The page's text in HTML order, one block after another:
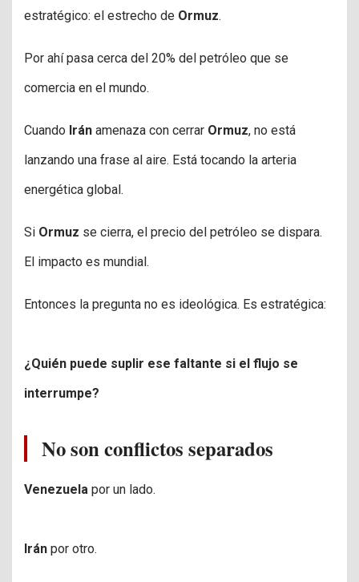
estratégico: el estrecho de Ormuz.
Por ahí pasa cerca del 20% del petróleo que se
comercia en el mundo.
Cuando Irán amenaza con cerrar Ormuz, no está
lanzando una frase al aire. Está tocando la arteria
energética global.
Si Ormuz se cierra, el precio del petróleo se dispara.
El impacto es mundial.
Entonces la pregunta no es ideológica. Es estratégica:
¿Quién puede suplir ese faltante si el flujo se
interrumpe?
No son conflictos separados
Venezuela por un lado.
Irán por otro.